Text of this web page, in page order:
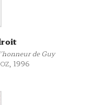
de Guy
, 1996